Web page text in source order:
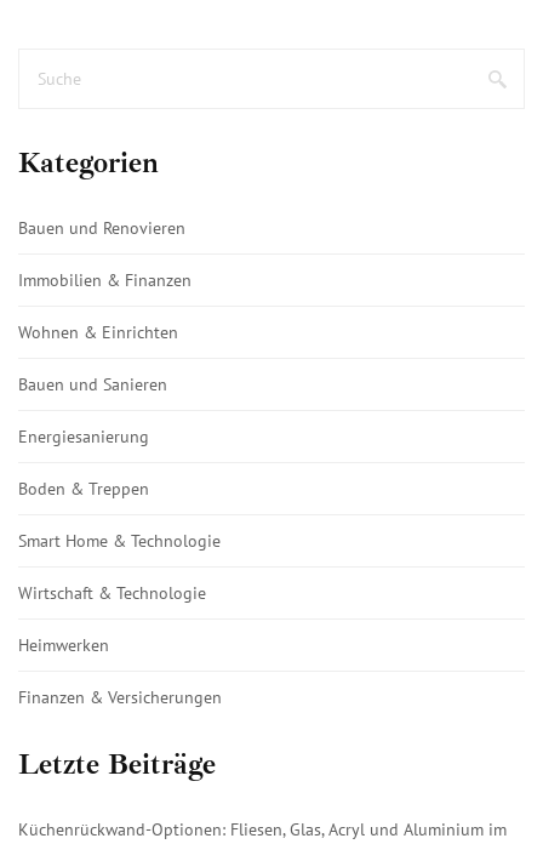
Kategorien
Bauen und Renovieren
Immobilien & Finanzen
Wohnen & Einrichten
Bauen und Sanieren
Energiesanierung
Boden & Treppen
Smart Home & Technologie
Wirtschaft & Technologie
Heimwerken
Finanzen & Versicherungen
Letzte Beiträge
Küchenrückwand-Optionen: Fliesen, Glas, Acryl und Aluminium im